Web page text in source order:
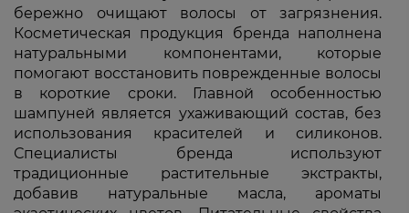
бережно очищают волосы от загрязнения.
Косметическая продукция бренда наполнена
натуральными компонентами, которые
помогают восстановить поврежденные волосы
в короткие сроки. Главной особенностью
шампуней является ухаживающий состав, без
использования красителей и силиконов.
Специалисты бренда используют
традиционные растительные экстракты,
добавив натуральные масла, ароматы